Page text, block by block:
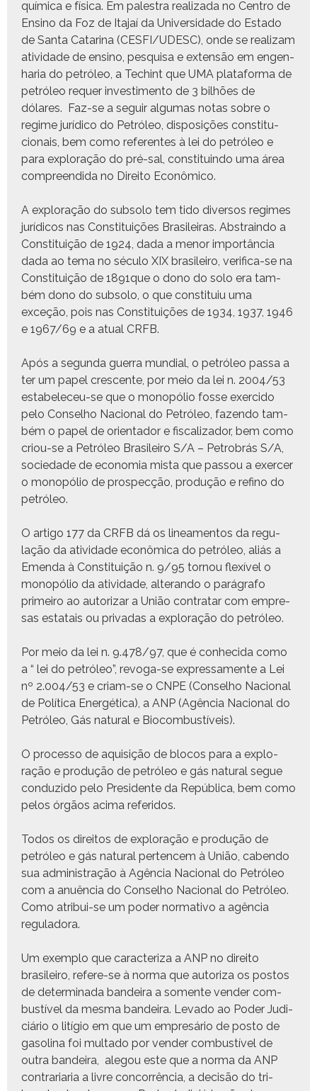
quími­ca e físi­ca. Em palestra real­iza­da no Cen­tro de
Ensi­no da Foz de Ita­jaí da Uni­ver­si­dade do Esta­do
de San­ta Cata­ri­na (CESFI/UDESC), onde se real­izam
ativi­dade de ensi­no, pesquisa e exten­são em engen­
haria do petróleo, a Techint que UMA platafor­ma de
petróleo requer inves­ti­men­to de 3 bil­hões de
dólares. Faz-se a seguir algu­mas notas sobre o
regime jurídi­co do Petróleo, dis­posições con­sti­tu­
cionais, bem como ref­er­entes à lei do petróleo e
para explo­ração do pré-sal, con­sti­tuin­do uma área
com­preen­di­da no Dire­ito Econômico.
A explo­ração do sub­so­lo tem tido diver­sos regimes
jurídi­cos nas Con­sti­tu­ições Brasileiras. Abstrain­do a
Con­sti­tu­ição de 1924, dada a menor importân­cia
dada ao tema no sécu­lo XIX brasileiro, ver­i­fi­ca-se na
Con­sti­tu­ição de 1891que o dono do solo era tam­
bém dono do sub­so­lo, o que con­sti­tu­iu uma
exceção, pois nas Con­sti­tu­ições de 1934, 1937, 1946
e 1967/69 e a atu­al CRFB.
Após a segun­da guer­ra mundi­al, o petróleo pas­sa a
ter um papel cres­cente, por meio da lei n. 2004/53
esta­b­ele­ceu-se que o monopólio fos­se exer­ci­do
pelo Con­sel­ho Nacional do Petróleo, fazen­do tam­
bém o papel de ori­en­ta­dor e fis­cal­izador, bem como
criou-se a Petróleo Brasileiro S/A – Petro­brás S/A,
sociedade de econo­mia mista que pas­sou a exercer
o monopólio de prospecção, pro­dução e refi­no do
petróleo.
O arti­go 177 da CRFB dá os lin­ea­men­tos da reg­u­
lação da ativi­dade econômi­ca do petróleo, aliás a
Emen­da à Con­sti­tu­ição n. 9/95 tornou flexív­el o
monopólio da ativi­dade, alteran­do o pará­grafo
primeiro ao autor­izar a União con­tratar com empre­
sas estatais ou pri­vadas a explo­ração do petróleo.
Por meio da lei n. 9.478/97, que é con­heci­da como
a “ lei do petróleo”, revo­ga-se expres­sa­mente a Lei
nº 2.004/53 e cri­am-se o CNPE (Con­sel­ho Nacional
de Políti­ca Energéti­ca), a ANP (Agên­cia Nacional do
Petróleo, Gás nat­ur­al e Biocombustíveis).
O proces­so de aquisição de blo­cos para a explo­
ração e pro­dução de petróleo e gás nat­ur­al segue
con­duzi­do pelo Pres­i­dente da Repúbli­ca, bem como
pelos órgãos aci­ma referidos.
Todos os dire­itos de explo­ração e pro­dução de
petróleo e gás nat­ur­al per­tencem à União, caben­do
sua admin­is­tração à Agên­cia Nacional do Petróleo
com a anuên­cia do Con­sel­ho Nacional do Petróleo.
Como atribui-se um poder nor­ma­ti­vo a agên­cia
reguladora.
Um exem­p­lo que car­ac­ter­i­za a ANP no dire­ito
brasileiro, ref­ere-se à nor­ma que autor­iza os pos­tos
de deter­mi­na­da ban­deira a somente vender com­
bustív­el da mes­ma ban­deira. Lev­a­do ao Poder Judi­
ciário o lití­gio em que um empresário de pos­to de
gasoli­na foi mul­ta­do por vender com­bustív­el de
out­ra ban­deira, ale­gou este que a nor­ma da ANP
con­trari­aria a livre con­cor­rên­cia, a decisão do tri­